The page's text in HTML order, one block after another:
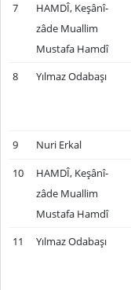
7
HAMDÎ, Keşânî-
zâde Muallim
Mustafa Hamdî
8 Yılmaz Odabaşı
9 Nuri Erkal
10
HAMDÎ, Keşânî-
zâde Muallim
Mustafa Hamdî
11 Yılmaz Odabaşı